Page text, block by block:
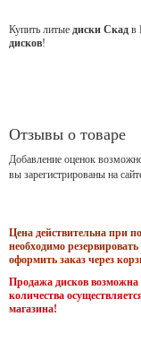
Купить литые диски Скад в
дисков!
Отзывы о товаре
Добавление оценок
вы зарегистрированы на
Цена действительна при
необходимо
оформить заказ через
Продажа дисков
количества
магазина!